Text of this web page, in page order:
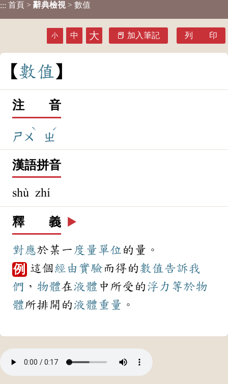
::: 首頁 > 辭典檢視 > 數值
小 中 大 加入筆記 列 印
數值
注 音
ㄕㄨ
ˋ
ㄓ
ˊ
漢語拼音
shù zhí
釋 義 ▶️
對應於某一 度量單位 的量。
例 這個經由 實驗 而得的數值 告訴我
們 ， 物體在液體 中所受的 浮力 等於物
體所排開的 液體 重量 。